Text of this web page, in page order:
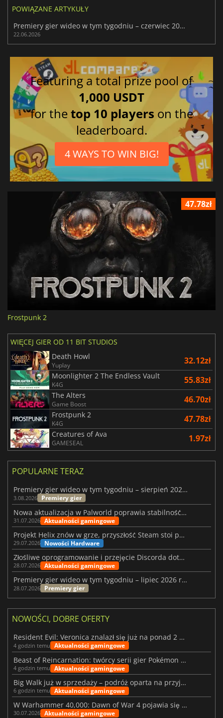
POWIĄZANE ARTYKUŁY
Premiery gier wideo w tym tygodniu – czerwiec 2026 r. (26. tydzień)
22.06.2026
Featuring a total prize pool of
1,000 USDT
for thetop 10 players on the
leaderboard.
4 WAYS TO WIN BIG!
47.78zł
Frostpunk 2
WIĘCEJ GIER OD 11 BIT STUDIOS
Death Howl
Yuplay 32.12zł
Moonlighter 2 The Endless Vault
K4G 55.83zł
The Alters
Game Boost 46.70zł
Frostpunk 2
K4G 47.78zł
Creatures of Ava
GAMESEAL 1.97zł
POPULARNE TERAZ
Premiery gier wideo w tym tygodniu – sierpień 2026 r. (32. tydzień)
3.08.2026 Premiery gier
Nowa aktualizacja w Palworld poprawia stabilność Sunreach i walk z bossami
31.07.2026 Aktualności gamingowe
Projekt Helix znów w grze, przyszłość Steam stoi pod znakiem zapytania
29.07.2026 Nowości Hardware
Złośliwe oprogramowanie i przejęcie Discorda dotknęły Meccha Chameleon
28.07.2026 Aktualności gamingowe
Premiery gier wideo w tym tygodniu – lipiec 2026 r. (tydzień 31)
28.07.2026 Premiery gier
NOWOŚCI, DOBRE OFERTY
Resident Evil: Veronica znalazł się już na ponad 2 milionach list życzeń
4 godzin temu Aktualności gamingowe
Beast of Reincarnation: twórcy serii gier Pokémon wkraczają na nową ścieżkę
4 godzin temu Aktualności gamingowe
Big Walk już w sprzedaży – podróż oparta na przyjaźni
6 godzin temu Aktualności gamingowe
W Warhammer 40,000: Dawn of War 4 pojawia się frakcja Nekronów
30.07.2026 Aktualności gamingowe